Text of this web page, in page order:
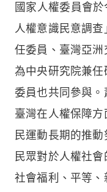
國家人權委員會
人權意識民意調
任委員、臺灣亞
為中央研究院兼
委員也共同參與。
臺灣在人權保障
民運動長期的推
民眾對於人權社
社會福利、平等